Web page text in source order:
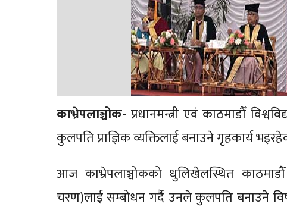
काभ्रेपलाञ्चोक- प्रधानमन्त्री एवं काठमाडौँ
कुलपति प्राज्ञिक व्यक्तिलाई बनाउने गृहकार्य
आज काभ्रेपलाञ्चोकको धुलिखेलस्थित
चरण)लाई सम्बोधन गर्दै उनले कुलपति बनाउने